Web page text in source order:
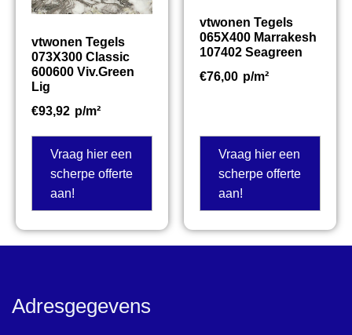
vtwonen Tegels
073X300 Classic
600600 Viv.Green
Lig
€93,92 p/m²
Vraag hier een
scherpe offerte
aan!
vtwonen Tegels
065X400 Marrakesh
107402 Seagreen
€76,00 p/m²
Vraag hier een
scherpe offerte
aan!
Adresgegevens